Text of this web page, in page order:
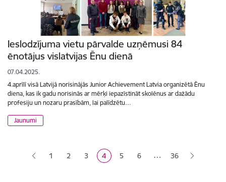
Ieslodzījuma vietu pārvalde uzņēmusi 84
ēnotājus vislatvijas Ēnu dienā
07.04.2025.
4.aprīlī visā Latvijā norisinājās Junior Achievement Latvia organizētā Ēnu
diena, kas ik gadu norisinās ar mērķi iepazīstināt skolēnus ar dažādu
profesiju un nozaru prasībām, lai palīdzētu…
Jaunumi
Lapa
1 Lapa
2 Lapa
3 Pašreizējā lapa
4 Lapa
5 Lapa
6 … 36